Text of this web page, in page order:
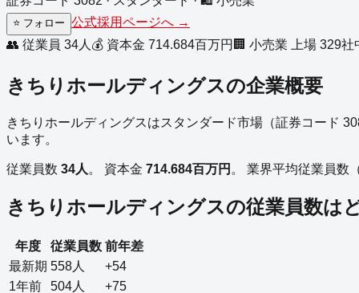
⭐ フォロー 公式採用ページへ →
👥 従業員 34人 💰 資本金 714.684百万円 🏢 小売業 上場 329社
きちりホールディングスの企業概要
きちりホールディングスはスタンダード市場（証券コード
います。
従業員数 34人 。 資本金 714.684百万円 。 業界平均従業員数
きちりホールディングスの従業員数は
年度 従業員数 前年差
最新期 558人
+54
1年前
504人 +75